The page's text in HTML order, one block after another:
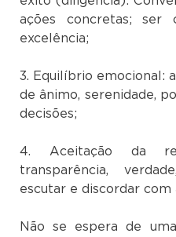
ações concretas; ser
excelência;
3. Equilíbrio emocional:
de ânimo, serenidade,
decisões;
4. Aceitação da
transparência,
escutar e discordar com
Não se espera de